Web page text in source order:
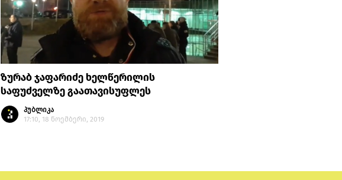
ზურაბ ჯაფარიძე ხელწერილის
საფუძველზე გაათავისუფლეს
პუბლიკა
17:10, 18 ნოემბერი, 2019